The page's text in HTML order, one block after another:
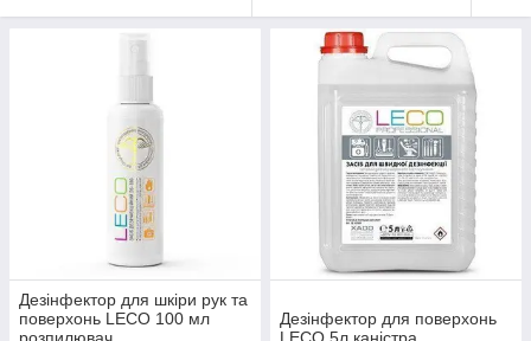
Дезінфектор для шкіри рук та
поверхонь LECO 100 мл
Дезінфектор для поверхонь